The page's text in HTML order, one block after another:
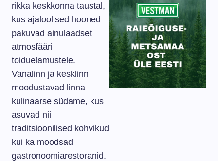
rikka keskkonna taustal,
kus ajaloolised hooned
pakuvad ainulaadset
atmosfääri
toiduelamustele.
Vanalinn ja kesklinn
moodustavad linna
kulinaarse südame, kus
asuvad nii
traditsioonilised kohvikud
kui ka moodsad
gastronoomiarestoranid.